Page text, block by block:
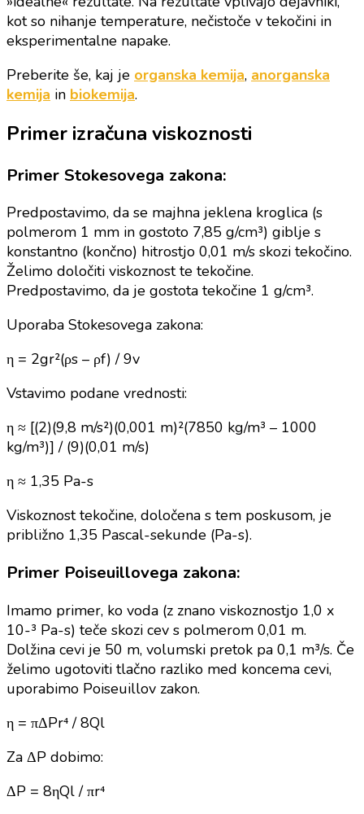
kot so nihanje temperature, nečistoče v tekočini in
eksperimentalne napake.
Preberite še, kaj je organska kemija, anorganska
kemija in biokemija.
Primer izračuna viskoznosti
Primer Stokesovega zakona:
Predpostavimo, da se majhna jeklena kroglica (s
polmerom 1 mm in gostoto 7,85 g/cm³) giblje s
konstantno (končno) hitrostjo 0,01 m/s skozi tekočino.
Želimo določiti viskoznost te tekočine.
Predpostavimo, da je gostota tekočine 1 g/cm³.
Uporaba Stokesovega zakona:
η = 2gr²(ρs – ρf) / 9v
Vstavimo podane vrednosti:
η ≈ [(2)(9,8 m/s²)(0,001 m)²(7850 kg/m³ – 1000
kg/m³)] / (9)(0,01 m/s)
η ≈ 1,35 Pa-s
Viskoznost tekočine, določena s tem poskusom, je
približno 1,35 Pascal-sekunde (Pa-s).
Primer Poiseuillovega zakona:
Imamo primer, ko voda (z znano viskoznostjo 1,0 x
10-³ Pa-s) teče skozi cev s polmerom 0,01 m.
Dolžina cevi je 50 m, volumski pretok pa 0,1 m³/s. Če
želimo ugotoviti tlačno razliko med koncema cevi,
uporabimo Poiseuillov zakon.
η = πΔPr⁴ / 8Ql
Za ΔP dobimo:
ΔP = 8ηQl / πr⁴